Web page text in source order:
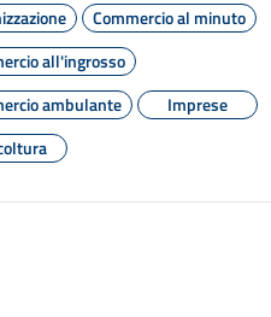
Commercio al minuto
all'ingrosso
ambulante
Imprese